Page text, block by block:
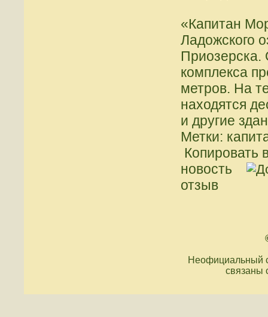
«Капитан
Ладожского
Приозерска.
комплекса
метров. На
находятся
и другие
Метки:
Копировать
новость
отзыв
Неофициальный
связаны